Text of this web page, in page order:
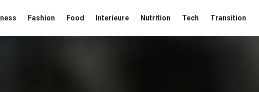
Fashion Food Interieure Nutrition Tech Transition